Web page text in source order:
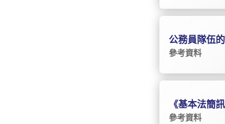
公務員隊伍
參考資料
《基本法簡訊
參考資料